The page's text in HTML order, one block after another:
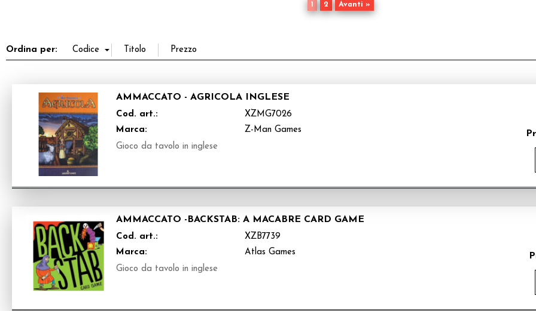
1
2 Avanti »
Ordina per:
AMMACCATO - AGRICOLA INGLESE
Cod. art.:
XZMG7026
Marca:
Z-Man Games
Gioco da tavolo in inglese
AMMACCATO -BACKSTAB: A MACABRE CARD GAME
Cod. art.:
XZB7739
Marca:
Atlas Games
Gioco da tavolo in inglese